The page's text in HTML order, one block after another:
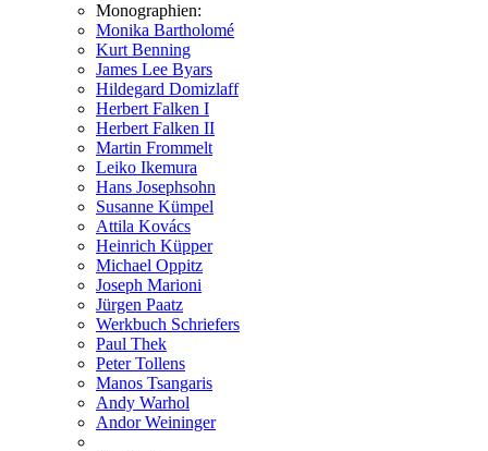
Monographien:
Monika Bartholomé
Kurt Benning
James Lee Byars
Hildegard Domizlaff
Herbert Falken I
Herbert Falken II
Martin Frommelt
Leiko Ikemura
Hans Josephsohn
Susanne Kümpel
Attila Kovács
Heinrich Küpper
Michael Oppitz
Joseph Marioni
Jürgen Paatz
Werkbuch Schriefers
Paul Thek
Peter Tollens
Manos Tsangaris
Andy Warhol
Andor Weininger